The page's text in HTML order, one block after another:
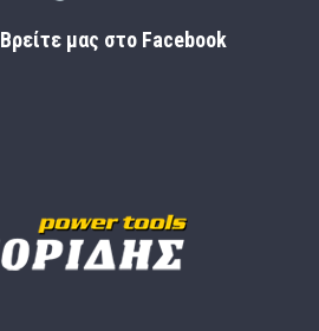
Βρείτε μας στο Facebook